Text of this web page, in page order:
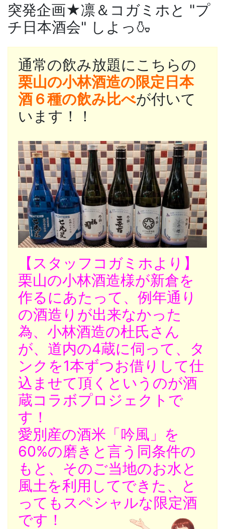
突発企画★凛＆コガミホと "プ
チ日本酒会" しよっ🍶
通常の飲み放題にこちらの
栗山の小林酒造の限定日本
酒６種の飲み比べが付いて
います！！
【スタッフコガミホより】
栗山の小林酒造様が新倉を
作るにあたって、例年通り
の酒造りが出来なかった
為、 小林酒造の杜氏さん
が、道内の4蔵に伺って、タ
ンクを1本ずつお借りして仕
込ませて頂くというのが酒
蔵コラボプロジェクトで
す！
愛別産の酒米「吟風」を
60%の磨きと言う同条件の
もと、そのご当地のお水と
風土を利用してできた、と
ってもスペシャルな限定酒
です！